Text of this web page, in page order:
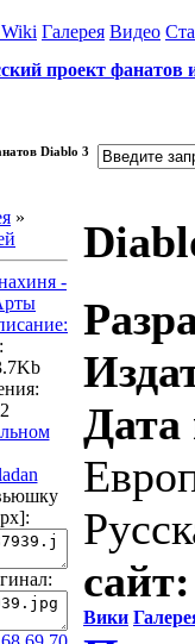
Галерея Видео
проект фанатов
Diablo 3
»
Дата
сайт:
Вики